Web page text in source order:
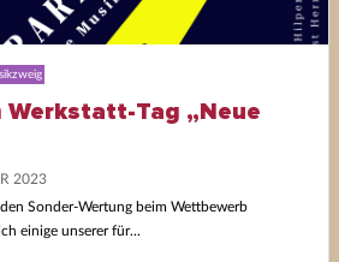
Werkstatt-Tag „Neue
2023
Sonder-Wertung beim Wettbewerb
einige unserer für...